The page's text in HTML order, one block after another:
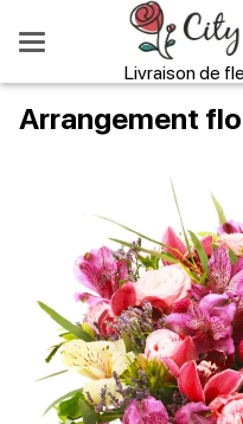
Livraison de
Arrangement